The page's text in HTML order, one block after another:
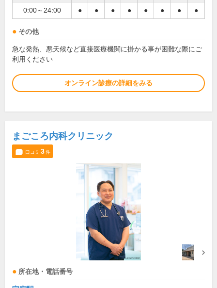
0:00～24:00 ● ● ● ● ● ● ● ●
その他
急な発熱、悪天候など直接医療機関に掛かる事が困難な際にご
利用ください
オンライン診療の詳細をみる
まごころ内科クリニック
口コミ 3件
所在地・電話番号